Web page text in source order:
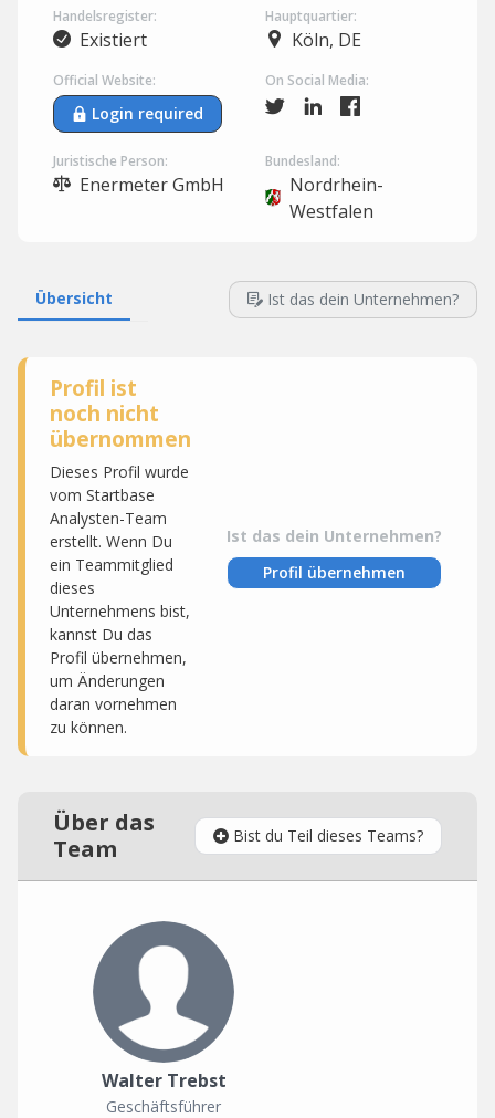
Handelsregister:
Existiert
Hauptquartier:
Köln, DE
Official Website:
Login required
On Social Media:
Juristische Person:
Enermeter GmbH
Bundesland:
Nordrhein-
Westfalen
Übersicht Ist das dein Unternehmen?
Profil ist
noch nicht
übernommen
Dieses Profil wurde
vom Startbase
Analysten-Team
erstellt. Wenn Du
ein Teammitglied
dieses
Unternehmens bist,
kannst Du das
Profil übernehmen,
um Änderungen
daran vornehmen
zu können.
Ist das dein Unternehmen?
Profil übernehmen
Über das
Team
Bist du Teil dieses Teams?
Walter Trebst
Geschäftsführer